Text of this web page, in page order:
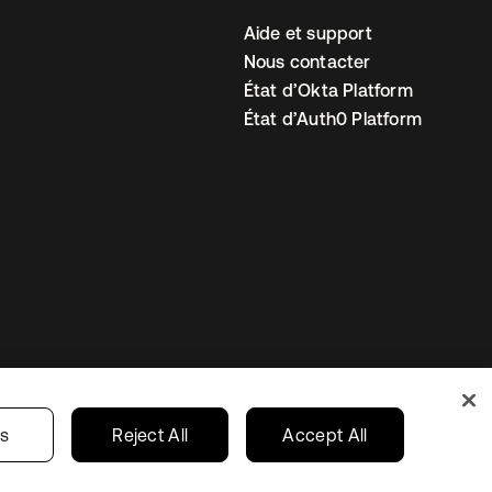
Aide et support
Nous contacter
État d’Okta Platform
État d’Auth0 Platform
des cookies
France
Reject All Accept All